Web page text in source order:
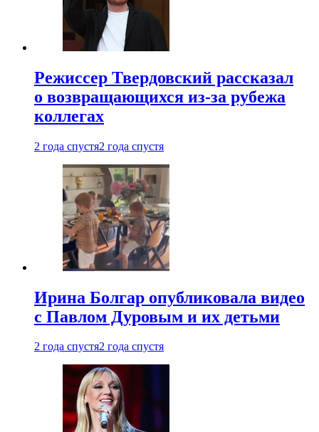
Режиссер Твердовский рассказал
о возвращающихся из-за рубежа
коллегах
2 года спустя2 года спустя
Ирина Болгар опубликовала видео
с Павлом Дуровым и их детьми
2 года спустя2 года спустя